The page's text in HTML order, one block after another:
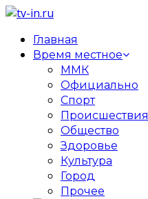
Главная
Время местное
ММК
Официально
Спорт
Происшествия
Общество
Здоровье
Культура
Город
Прочее